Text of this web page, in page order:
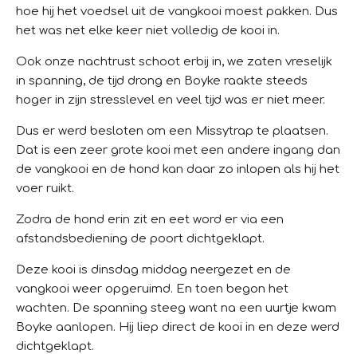
hoe hij het voedsel uit de vangkooi moest pakken. Dus
het was net elke keer niet volledig de kooi in.
Ook onze nachtrust schoot erbij in, we zaten vreselijk
in spanning, de tijd drong en Boyke raakte steeds
hoger in zijn stresslevel en veel tijd was er niet meer.
Dus er werd besloten om een Missytrap te plaatsen.
Dat is een zeer grote kooi met een andere ingang dan
de vangkooi en de hond kan daar zo inlopen als hij het
voer ruikt.
Zodra de hond erin zit en eet word er via een
afstandsbediening de poort dichtgeklapt.
Deze kooi is dinsdag middag neergezet en de
vangkooi weer opgeruimd. En toen begon het
wachten. De spanning steeg want na een uurtje kwam
Boyke aanlopen. Hij liep direct de kooi in en deze werd
dichtgeklapt.